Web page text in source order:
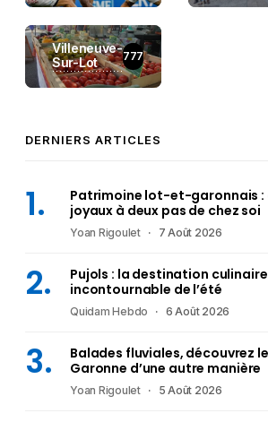
Villeneuve-
Sur-Lot
777
DERNIERS ARTICLES
Patrimoine lot-et-garonnais :
joyaux à deux pas de chez soi
Yoan Rigoulet 7 Août 2026
Pujols : la destination culinaire
incontournable de l’été
Quidam Hebdo 6 Août 2026
Balades fluviales, découvrez
Garonne d’une autre manière
Yoan Rigoulet 5 Août 2026